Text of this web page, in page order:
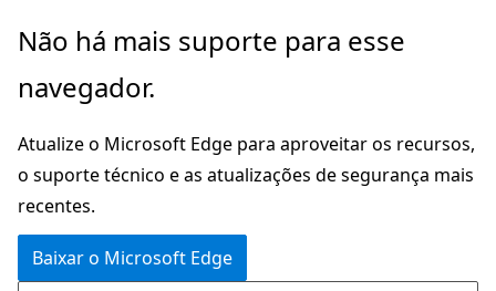
Pular
o
principal
Ignore
passe
a
navegação
na
página
Não há mais suporte para esse
navegador.
Atualize o Microsoft Edge para aproveitar os recursos,
o suporte técnico e as atualizações de segurança mais
recentes.
Baixar o Microsoft Edge